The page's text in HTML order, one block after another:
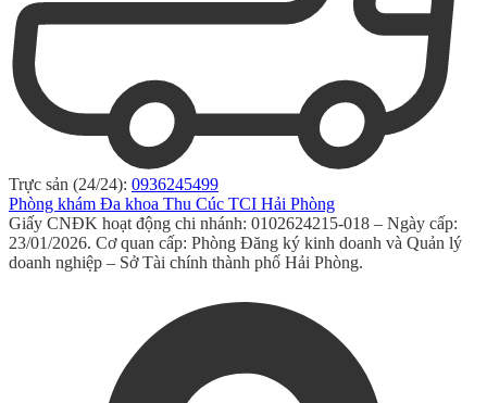
Trực sản (24/24): 0936245499
Phòng khám Đa khoa Thu Cúc TCI Hải Phòng
Giấy CNĐK hoạt động chi nhánh: 0102624215-018 – Ngày cấp:
23/01/2026. Cơ quan cấp: Phòng Đăng ký kinh doanh và Quản lý
doanh nghiệp – Sở Tài chính thành phố Hải Phòng.